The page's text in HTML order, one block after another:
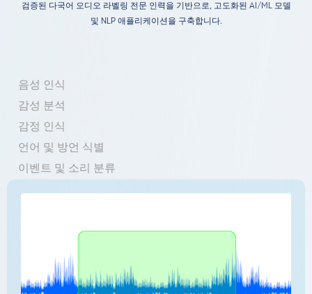
검증된 다국어 오디오 라벨링 전문 인력을 기반으로, 고도화된 AI/ML 모델
및 NLP 애플리케이션을 구축합니다.
음성 인식
감성 분석
감정 인식
언어 및 방언 식별
이벤트 및 소리 분류